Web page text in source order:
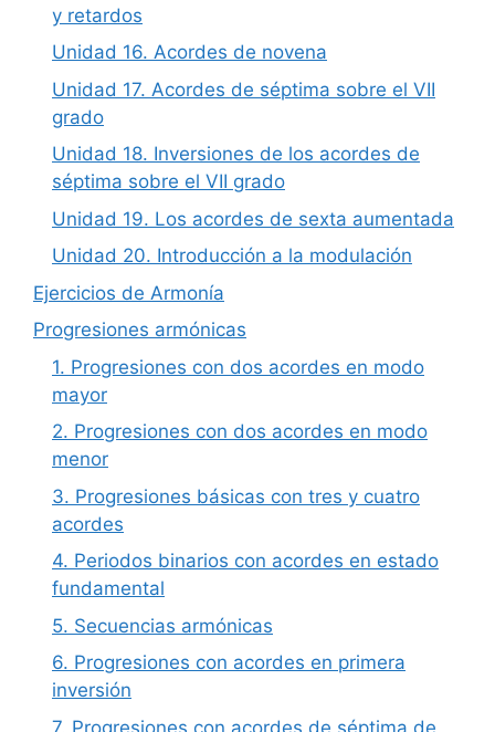
y retardos
Unidad 16. Acordes de novena
Unidad 17. Acordes de séptima sobre el VII
grado
Unidad 18. Inversiones de los acordes de
séptima sobre el VII grado
Unidad 19. Los acordes de sexta aumentada
Unidad 20. Introducción a la modulación
Ejercicios de Armonía
Progresiones armónicas
1. Progresiones con dos acordes en modo
mayor
2. Progresiones con dos acordes en modo
menor
3. Progresiones básicas con tres y cuatro
acordes
4. Periodos binarios con acordes en estado
fundamental
5. Secuencias armónicas
6. Progresiones con acordes en primera
inversión
7. Progresiones con acordes de séptima de